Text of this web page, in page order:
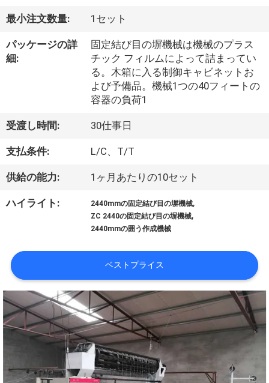
ー
に
つ
い
場
旅
行
品
質
最小注文数量: 1セット
パッケージの詳
細:
固定結び目の塀機械は機械のプラス
チック フィルムによって詰まってい
る。木箱に入る制御キャビネットお
よび予備品。機械1つの40フィートの
容器の負荷1
受渡し時間: 30仕事日
支払条件: L/C、T/T
供給の能力: 1ヶ月あたりの10セット
ハイライト: 2440mmの固定結び目の塀機械,
ZC 2440の固定結び目の塀機械,
2440mmの囲う作成機械
ベストプライス